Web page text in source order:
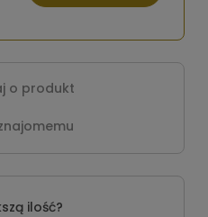
o produkt
ilość?